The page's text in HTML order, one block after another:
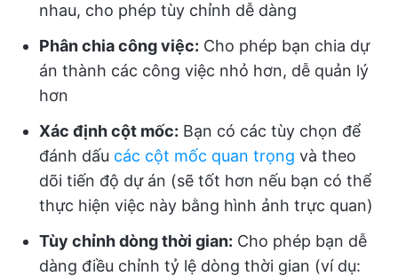
nhau, cho phép tùy chỉnh dễ dàng
Phân chia công việc: Cho phép bạn chia dự
án thành các công việc nhỏ hơn, dễ quản lý
hơn
Xác định cột mốc: Bạn có các tùy chọn để
đánh dấu các cột mốc quan trọng và theo
dõi tiến độ dự án (sẽ tốt hơn nếu bạn có thể
thực hiện việc này bằng hình ảnh trực quan)
Tùy chỉnh dòng thời gian: Cho phép bạn dễ
dàng điều chỉnh tỷ lệ dòng thời gian (ví dụ: